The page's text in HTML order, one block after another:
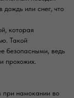
или снег, что
которая
Такой
безопасными, ведь
прохожих.
при намокании во